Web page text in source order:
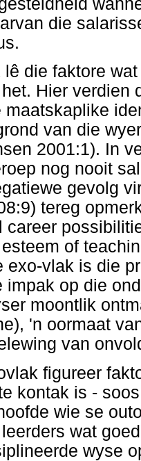
die
lê die faktore
Hier verdien
maatskaplike
van die
2001:1). In
nog nooit
gevolg
tereg
career
esteem of
exo-vlak is die
impak op die
moontlik
'n oormaat
van
figureer
kontak is -
wie se
wat
wyse